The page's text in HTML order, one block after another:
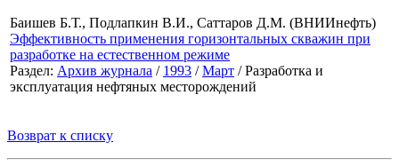
Баишев Б.Т., Подлапкин В.И., Саттаров Д.М. (ВНИИнефть)
Эффективность применения горизонтальных скважин при
разработке на естественном режиме
Раздел: Архив журнала / 1993 /Март / Разработка и
эксплуатация нефтяных месторождений
Возврат к списку